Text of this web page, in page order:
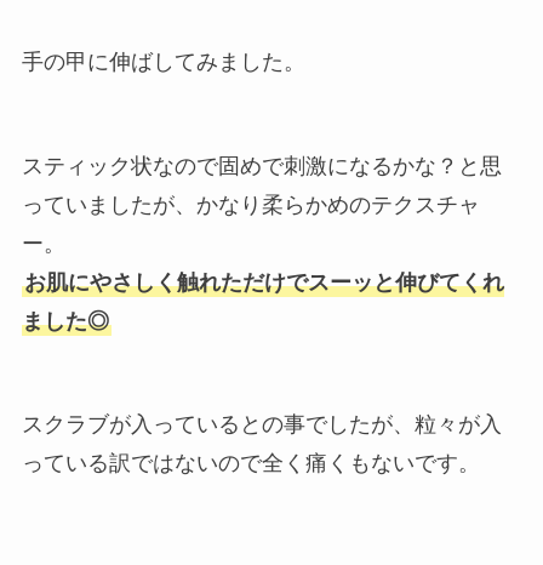
手の甲に伸ばしてみました。
スティック状なので固めで刺激になるかな？と思
っていましたが、かなり柔らかめのテクスチャ
ー。
お肌にやさしく触れただけでスーッと伸びてくれ
ました◎
スクラブが入っているとの事でしたが、粒々が入
っている訳ではないので全く痛くもないです。